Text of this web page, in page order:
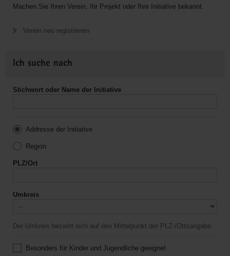
Machen Sie Ihren Verein, Ihr Projekt oder Ihre Initiative bekannt.
Verein neu registrieren
Ich suche nach
Stichwort oder Name der Initiative
Addresse der Initiative
Region
PLZ/Ort
Umkreis
Der Umkreis bezieht sich auf den Mittelpunkt der PLZ-/Ortsangabe.
Besonders für Kinder und Jugendliche geeignet